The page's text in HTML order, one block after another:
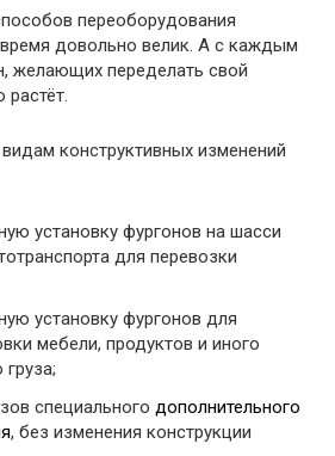
переоборудования
довольно велик. А с каждым
желающих переделать свой
растёт.
конструктивных изменений
установку фургонов на шасси
для перевозки
установку фургонов для
мебели, продуктов и иного
груза;
специального дополнительного
, без изменения конструкции